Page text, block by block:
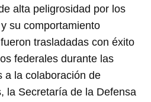
alta peligrosidad por los
su comportamiento
trasladadas con éxito
federales durante las
a la colaboración de
la Secretaría de la Defensa